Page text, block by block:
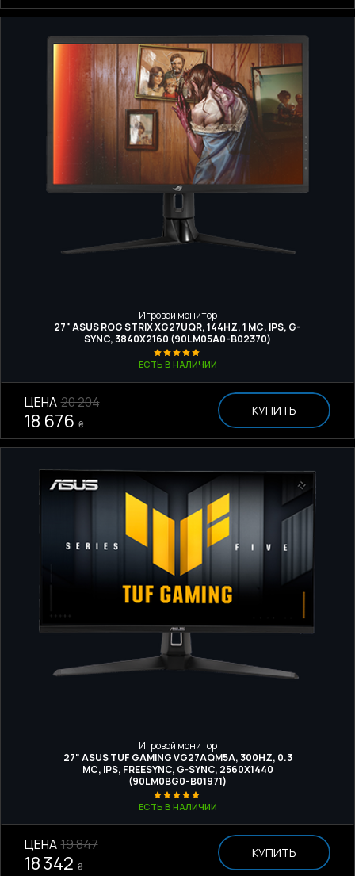
Игровой монитор
27" ASUS ROG STRIX XG27UQR, 144HZ, 1 МС, IPS, G-
SYNC, 3840Х2160 (90LM05A0-B02370)
ЕСТЬ В НАЛИЧИИ
ЦЕНА 20 204
18 676 ₴
КУПИТЬ
Игровой монитор
27" ASUS TUF GAMING VG27AQM5A, 300HZ, 0.3
МС, IPS, FREESYNC, G-SYNC, 2560Х1440
(90LM0BG0-B01971)
ЕСТЬ В НАЛИЧИИ
ЦЕНА 19 847
18 342 ₴
КУПИТЬ